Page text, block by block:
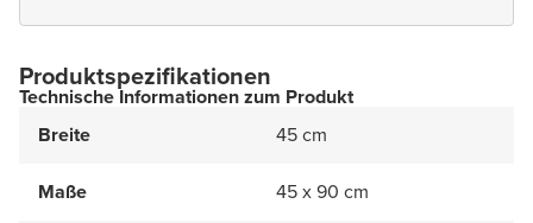
Produktspezifikationen
Technische Informationen zum Produkt
Breite
45 cm
Maße 45 x 90 cm